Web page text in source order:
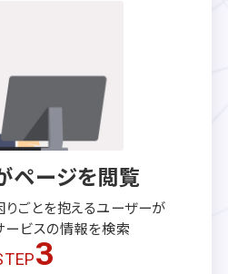
ページを閲覧
ごとを抱えるユーザーが
ービスの情報を検索
3